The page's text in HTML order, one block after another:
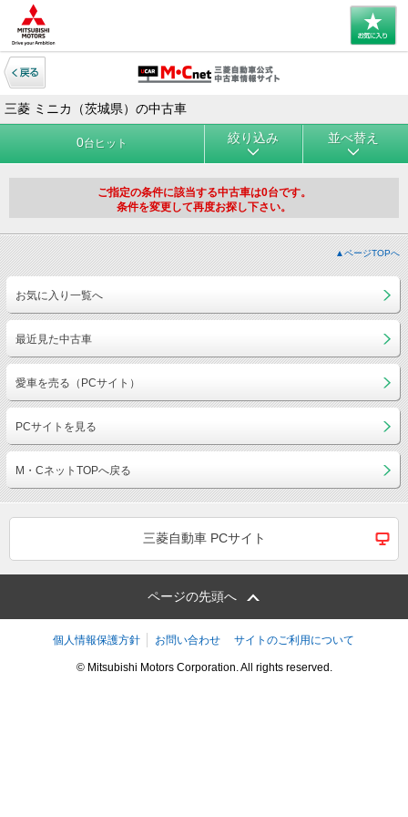
三菱 ミニカ（茨城県）の中古車
0台ヒット 絞り込み 並べ替え
ご指定の条件に該当する中古車は0台です。
条件を変更して再度お探し下さい。
▲ページTOPへ
お気に入り一覧へ
最近見た中古車
愛車を売る（PCサイト）
PCサイトを見る
M・CネットTOPへ戻る
三菱自動車 PCサイト
ページの先頭へ
個人情報保護方針 お問い合わせ サイトのご利用について
© Mitsubishi Motors Corporation. All rights reserved.